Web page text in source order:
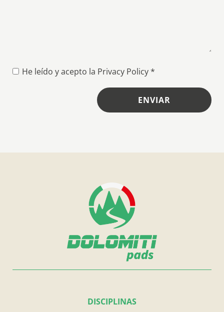
He leído y acepto la Privacy Policy*
ENVIAR
DISCIPLINAS